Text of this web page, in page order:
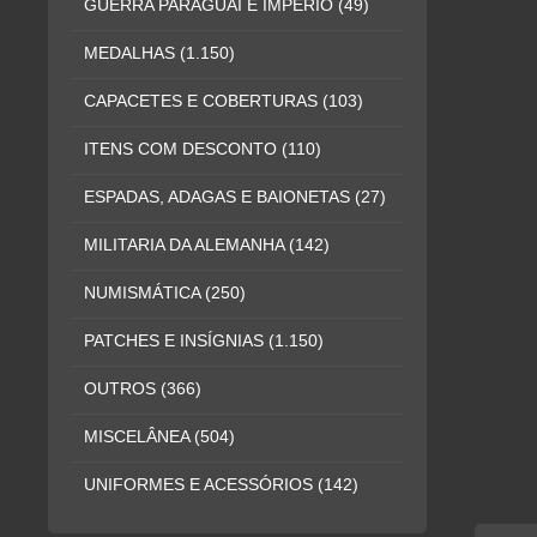
GUERRA PARAGUAI E IMPÉRIO (49)
MEDALHAS (1.150)
CAPACETES E COBERTURAS (103)
ITENS COM DESCONTO (110)
ESPADAS, ADAGAS E BAIONETAS (27)
MILITARIA DA ALEMANHA (142)
NUMISMÁTICA (250)
PATCHES E INSÍGNIAS (1.150)
OUTROS (366)
MISCELÂNEA (504)
UNIFORMES E ACESSÓRIOS (142)